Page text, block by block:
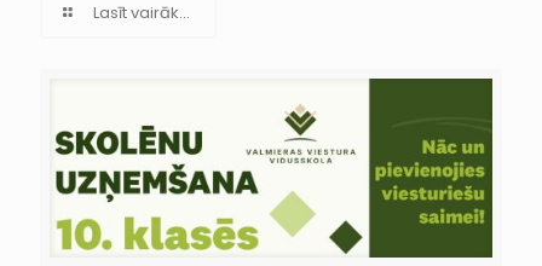
Lasīt vairāk...